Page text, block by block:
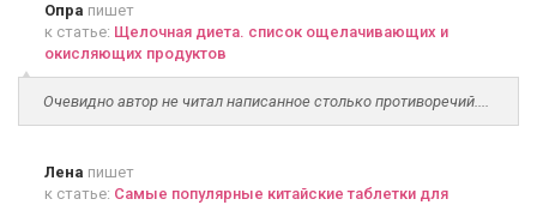
Опра пишет
к статье: Щелочная диета. список ощелачивающих и
окисляющих продуктов
Очевидно автор не читал написанное столько противоречий....
Лена пишет
к статье: Самые популярные китайские таблетки для